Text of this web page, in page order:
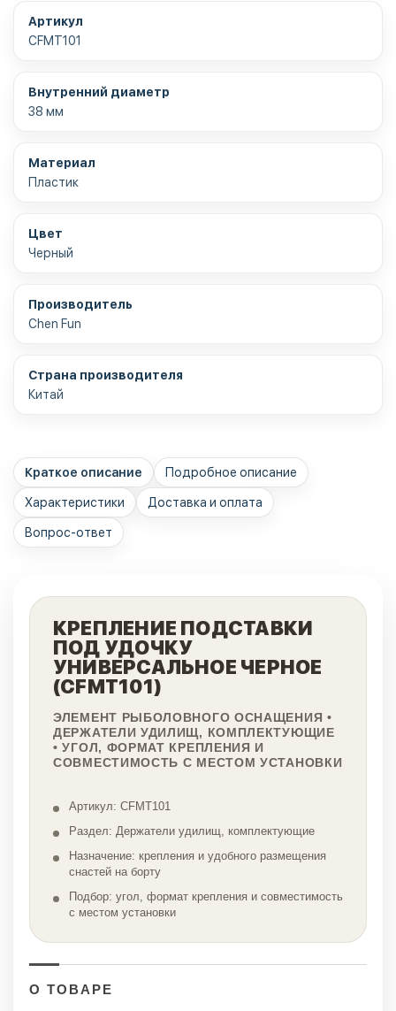
Артикул
CFMT101
Внутренний диаметр
38 мм
Материал
Пластик
Цвет
Черный
Производитель
Chen Fun
Страна производителя
Китай
Краткое описание Подробное описание
Характеристики Доставка и оплата
Вопрос-ответ
КРЕПЛЕНИЕ ПОДСТАВКИ
ПОД УДОЧКУ
УНИВЕРСАЛЬНОЕ ЧЕРНОЕ
(CFMT101)
ЭЛЕМЕНТ РЫБОЛОВНОГО ОСНАЩЕНИЯ •
ДЕРЖАТЕЛИ УДИЛИЩ, КОМПЛЕКТУЮЩИЕ
• УГОЛ, ФОРМАТ КРЕПЛЕНИЯ И
СОВМЕСТИМОСТЬ С МЕСТОМ УСТАНОВКИ
Артикул: CFMT101
Раздел: Держатели удилищ, комплектующие
Назначение: крепления и удобного размещения
снастей на борту
Подбор: угол, формат крепления и совместимость
с местом установки
О ТОВАРЕ